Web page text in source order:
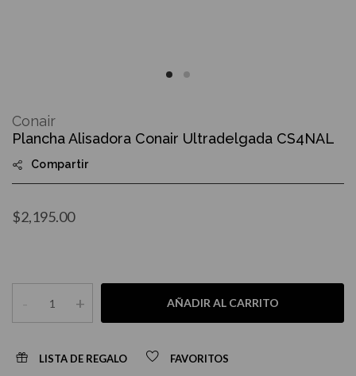
the
beginning
the
images
Plancha Alisadora Conair Ultradelgada CS4NAL
Compartir
$2,195.00
- + AÑADIR AL CARRITO
LISTA DE REGALO FAVORITOS
Conair